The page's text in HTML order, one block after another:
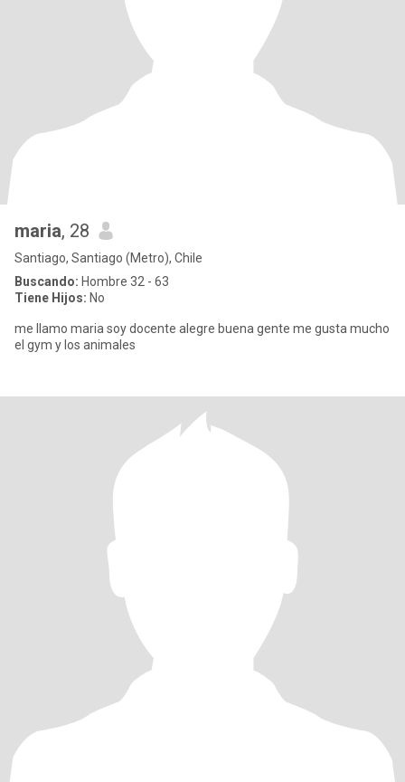
maria, 28
Santiago, Santiago (Metro), Chile
Buscando: Hombre 32 - 63
Tiene Hijos: No
me llamo maria soy docente alegre buena gente me gusta mucho
el gym y los animales